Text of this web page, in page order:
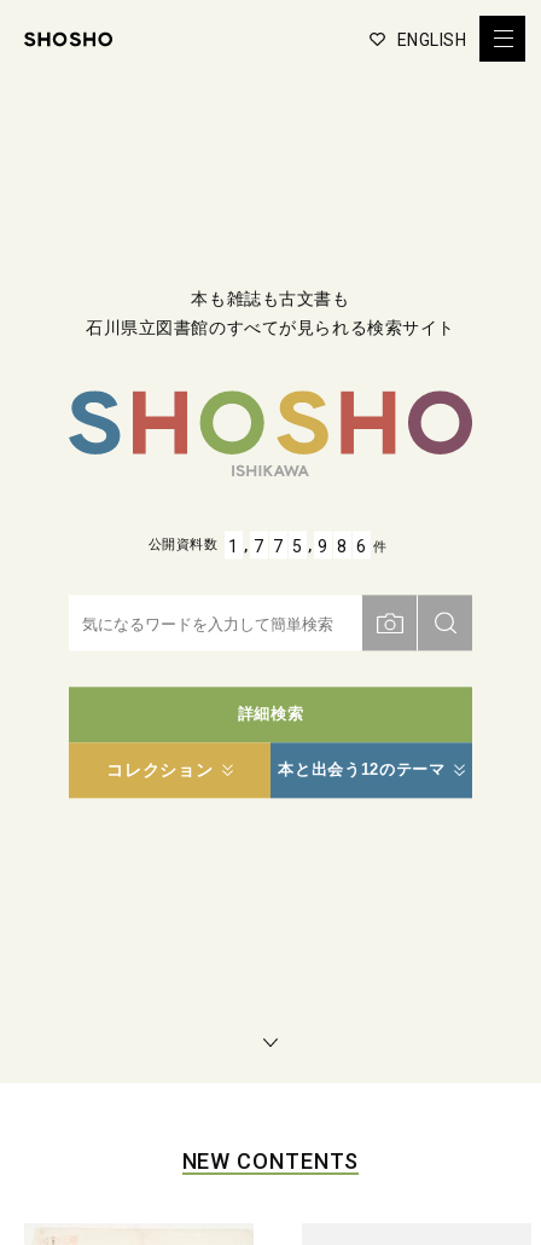
ENGLISH
本も雑誌も古文書も
石川県立図書館のすべてが見られる検索サイト
詳細検索
コレクション 本と出会う12のテーマ
公開資料数 1 , 7 7 5 , 9 8 6 件
NEW CONTENTS